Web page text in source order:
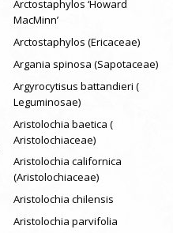
Arctostaphylos ‘Howard
MacMinn’
Arctostaphylos (Ericaceae)
Argania spinosa (Sapotaceae)
Argyrocytisus battandieri (
Leguminosae)
Aristolochia baetica (
Aristolochiaceae)
Aristolochia californica
(Aristolochiaceae)
Aristolochia chilensis
Aristolochia parvifolia